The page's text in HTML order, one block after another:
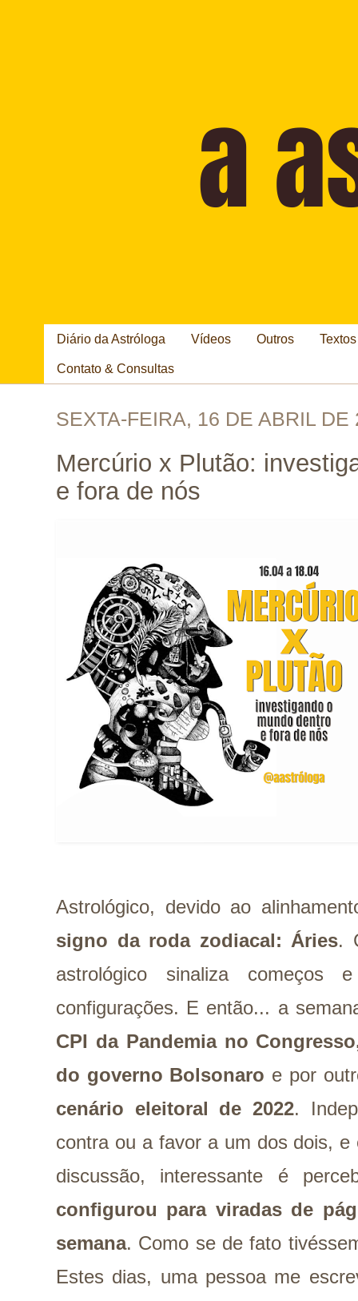
Diário da Astróloga Vídeos Outros
Contato & Consultas
SEXTA-FEIRA, 16 DE ABRIL DE
Mercúrio x Plutão:
e fora de nós
Astrológico, devido ao
signo da roda zodiacal: Áries.
astrológico sinaliza começos
configurações. E então... a
CPI da Pandemia no
do governo Bolsonaro e por
cenário eleitoral de 2022.
contra ou a favor a um dos dois,
discussão, interessante é
configurou para viradas de
semana. Como se de fato
Estes dias, uma pessoa me